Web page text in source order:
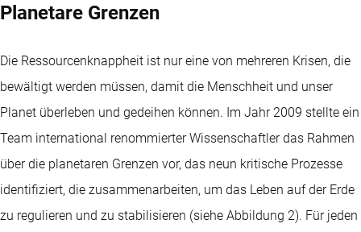
Planetare Grenzen
Die Ressourcenknappheit ist nur eine von mehreren Krisen, die
bewältigt werden müssen, damit die Menschheit und unser
Planet überleben und gedeihen können. Im Jahr 2009 stellte ein
Team international renommierter Wissenschaftler das Rahmen
über die planetaren Grenzen vor, das neun kritische Prozesse
identifiziert, die zusammenarbeiten, um das Leben auf der Erde
zu regulieren und zu stabilisieren (siehe Abbildung 2). Für jeden